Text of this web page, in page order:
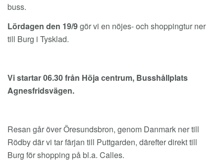
buss.
Lördagen den 19/9gör vi en nöjes- och shoppingtur ner
till Burg i Tysklad.
Vi startar 06.30 från Höja centrum, Busshållplats
Agnesfridsvägen.
Resan går över Öresundsbron, genom Danmark ner till
Rödby där vi tar färjan till Puttgarden, därefter direkt till
Burg för shopping på bl.a. Calles.